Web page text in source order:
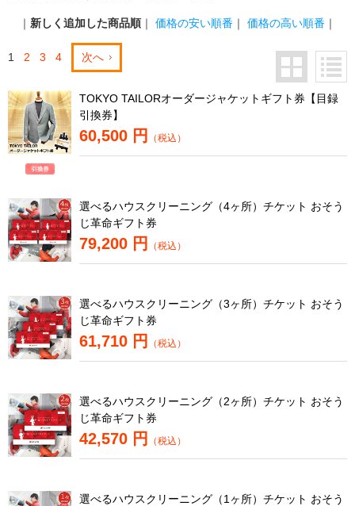
｜ 新しく追加した商品順 ｜ 価格の安い順番 ｜ 価格の高い順番 ｜
1 2 3 4 次へ
TOKYO TAILORオーダージャケットギフト券【目録
引換券】
60,500 円 （税込）
選べるハウスクリーニング（4ヶ所）チケット おそう
じ革命ギフト券
79,200 円 （税込）
選べるハウスクリーニング（3ヶ所）チケット おそう
じ革命ギフト券
61,710 円 （税込）
選べるハウスクリーニング（2ヶ所）チケット おそう
じ革命ギフト券
42,570 円 （税込）
選べるハウスクリーニング（1ヶ所）チケット おそう